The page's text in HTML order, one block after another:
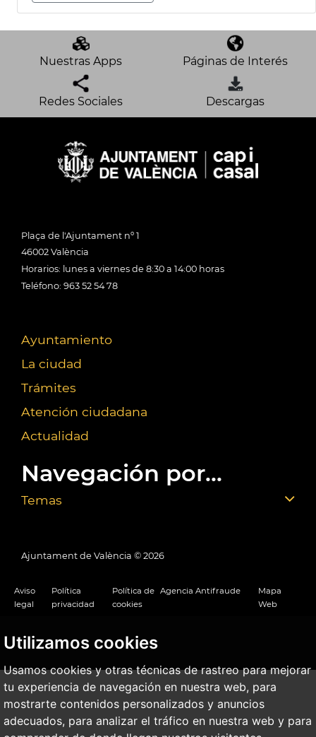
Utilizamos cookies
Usamos cookies y otras técnicas de rastreo para mejorar
tu experiencia de navegación en nuestra web, para
mostrarte contenidos personalizados y anuncios
adecuados, para analizar el tráfico en nuestra web y para
Nuestras Apps Páginas de Interés
Redes Sociales Descargas
Plaça de l'Ajuntament nº 1
46002 València
Horarios: lunes a viernes de 8:30 a 14:00 horas
Teléfono: 963 52 54 78
Ayuntamiento
La ciudad
Trámites
Atención ciudadana
Actualidad
Navegación por...
Temas
Ajuntament de València © 2026
Aviso
legal
Política
privacidad
Política de
cookies
Agencia Antifraude
Mapa
Web